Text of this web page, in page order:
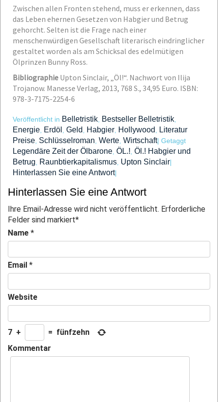
Zwischen allen Fronten stehend, muss er erkennen, dass
das Leben ehernen Gesetzen von Habgier und Betrug
gehorcht. Selten ist die Frage nach einer
menschenwürdigen Gesellschaft literarisch eindringlicher
gestaltet worden als am Schicksal des edelmütigen
Ölprinzen Bunny Ross.
Bibliographie Upton Sinclair, „Öl!“. Nachwort von Ilija
Trojanow. Manesse Verlag, 2013, 768 S., 34,95 Euro. ISBN:
978-3-7175-2254-6
Veröffentlicht in Belletristik Bestseller Belletristik
Energie Erdöl Geld Habgier Hollywood
Literatur
Preise Schlüsselroman Werte Wirtschaft| Getaggt
Legendäre Zeit der Ölbarone ÖL.! Öl.! Habgier und
Betrug
Raunbtierkapitalismus Upton Sinclair|
Hinterlassen Sie eine Antwort|
Hinterlassen Sie eine Antwort
Ihre Email-Adresse wird nicht veröffentlicht. Erforderliche
Felder sind markiert*
Name *
Email *
Website
7 + = fünfzehn
Kommentar